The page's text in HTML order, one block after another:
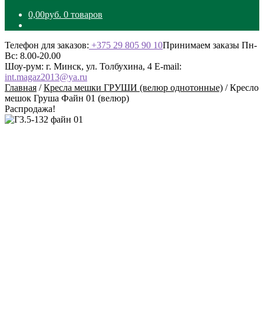
0,00руб. 0 товаров
Телефон для заказов: +375 29 805 90 10Принимаем заказы Пн-
Вс: 8.00-20.00
Шоу-рум: г. Минск, ул. Толбухина, 4 E-mail:
int.magaz2013@ya.ru
Главная /Кресла мешки ГРУШИ (велюр однотонные) /Кресло
мешок Груша Файн 01 (велюр)
Распродажа!